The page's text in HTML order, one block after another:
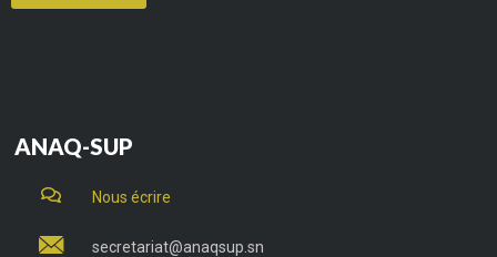
ANAQ-SUP
Nous écrire
secretariat@anaqsup.sn